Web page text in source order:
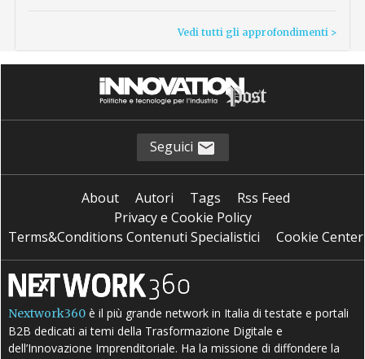
Vedi tutti gli approfondimenti >
Seguici
About Autori Tags
Rss Feed
Privacy e Cookie Policy
Terms&Conditions Contenuti Specialistici
Cookie Center
Nextwork360 è il più grande network in Italia di testate e portali
B2B dedicati ai temi della Trasformazione Digitale e
dell’Innovazione Imprenditoriale. Ha la missione di diffondere la